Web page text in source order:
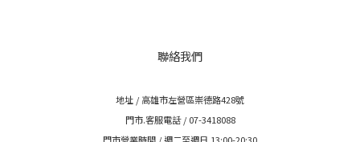
聯絡我們
地址 / 高雄市左營區崇德路428號
門市.客服電話 / 07-3418088